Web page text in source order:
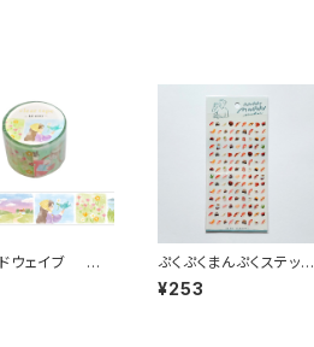
ウェイブ 透
テープ95690
ーリー stroll
ぷくぷくまんぷくステッカ
ーシール 82318 寿司
¥253